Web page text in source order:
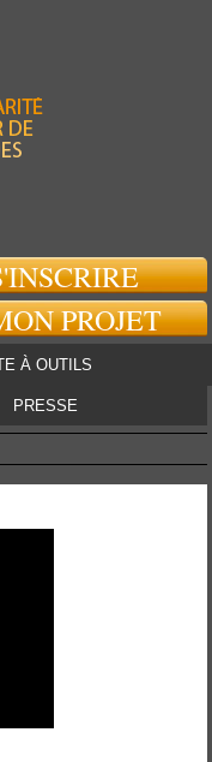
PROJET
À OUTILS
PRESSE